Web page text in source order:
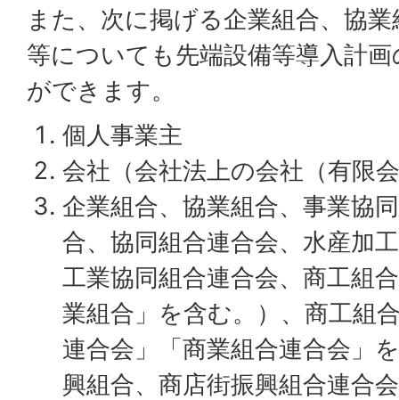
また、次に掲げる企業組合、協
等についても先端設備等導入計
ができます。
個人事業主
会社（会社法上の会社（有限
企業組合、協業組合、事業協
合、協同組合連合会、水産加
工業協同組合連合会、商工組
業組合」を含む。）、商工組
連合会」「商業組合連合会」
興組合、商店街振興組合連合会